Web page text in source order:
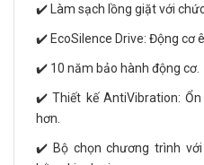
✔️ Làm sạch lồng giặt với
✔️ EcoSilence Drive: Động cơ
✔️ 10 năm bảo hành động cơ.
✔️ Thiết kế AntiVibration:
hơn.
✔️ Bộ chọn chương trình